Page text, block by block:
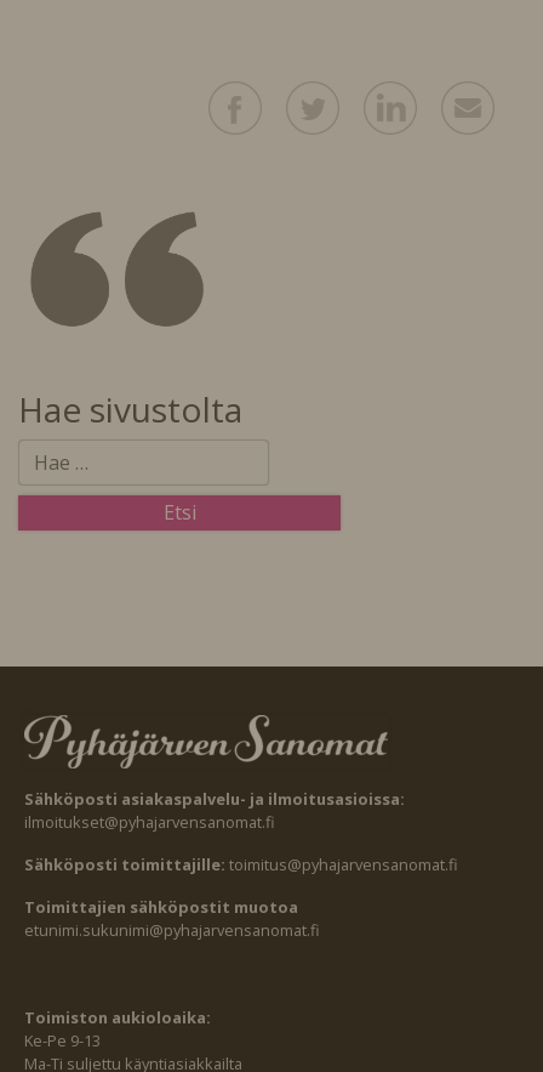
Hae sivustolta
Sähköposti asiakaspalvelu- ja ilmoitusasioissa:
ilmoitukset@pyhajarvensanomat.fi
Sähköposti toimittajille: toimitus@pyhajarvensanomat.fi
Toimittajien sähköpostit muotoa
etunimi.sukunimi@pyhajarvensanomat.fi
Toimiston aukioloaika:
Ke-Pe 9-13
Ma-Ti suljettu käyntiasiakkailta